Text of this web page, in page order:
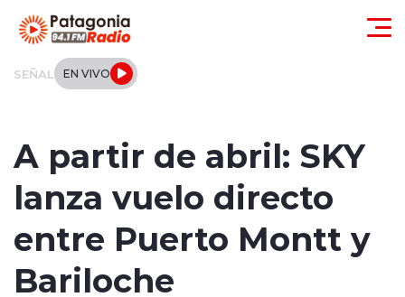
SEÑAL EN VIVO
Regionales
Tendencias
A partir de abril: SKY
lanza vuelo directo
entre Puerto Montt y
Bariloche